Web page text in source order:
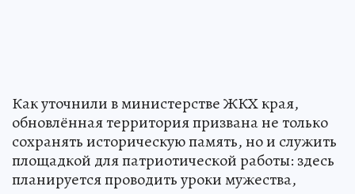
Как уточнили в министерстве ЖКХ края,
обновлённая территория призвана не только
сохранять историческую память, но и служить
площадкой для патриотической работы: здесь
планируется проводить уроки мужества,